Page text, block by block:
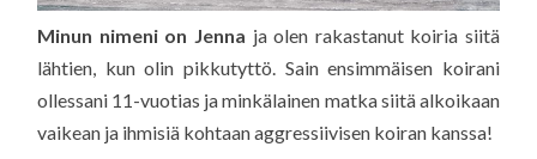
Minun nimeni on Jenna ja olen rakastanut koiria siitä
lähtien, kun olin pikkutyttö. Sain ensimmäisen koirani
ollessani 11-vuotias ja minkälainen matka siitä alkoikaan
vaikean ja ihmisiä kohtaan aggressiivisen koiran kanssa!